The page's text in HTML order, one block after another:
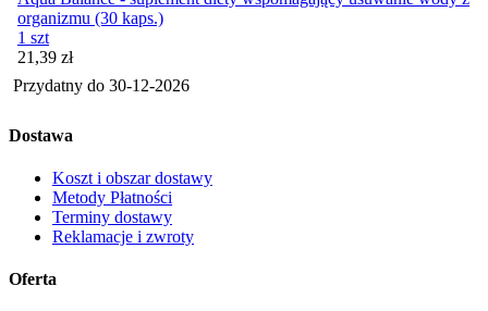
organizmu (30 kaps.)
1 szt
Cena
21,39 zł
Przydatny do 30-12-2026
Dostawa
Koszt i obszar dostawy
Metody Płatności
Terminy dostawy
Reklamacje i zwroty
Oferta